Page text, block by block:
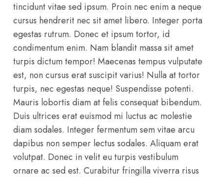
tincidunt vitae sed ipsum. Proin nec enim a neque
cursus hendrerit nec sit amet libero. Integer porta
egestas rutrum. Donec et ipsum tortor, id
condimentum enim. Nam blandit massa sit amet
turpis dictum tempor! Maecenas tempus vulputate
est, non cursus erat suscipit varius! Nulla at tortor
turpis, nec egestas neque! Suspendisse potenti.
Mauris lobortis diam at felis consequat bibendum.
Duis ultrices erat euismod mi luctus ac molestie
diam sodales. Integer fermentum sem vitae arcu
dapibus non semper lectus sodales. Aliquam erat
volutpat. Donec in velit eu turpis vestibulum
ornare ac sed est. Curabitur fringilla viverra risus